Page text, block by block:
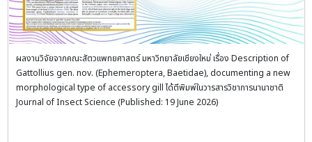
ผลงานวิจัยจากคณะสัตวแพทยศาสตร์ มหาวิทยาลัยเชียงใหม่ เรื่อง Description of
Gattollius gen. nov. (Ephemeroptera, Baetidae), documenting a new
morphological type of accessory gill ได้ตีพิมพ์ในวารสารวิชาการนานาชาติ
Journal of Insect Science (Published: 19 June 2026)